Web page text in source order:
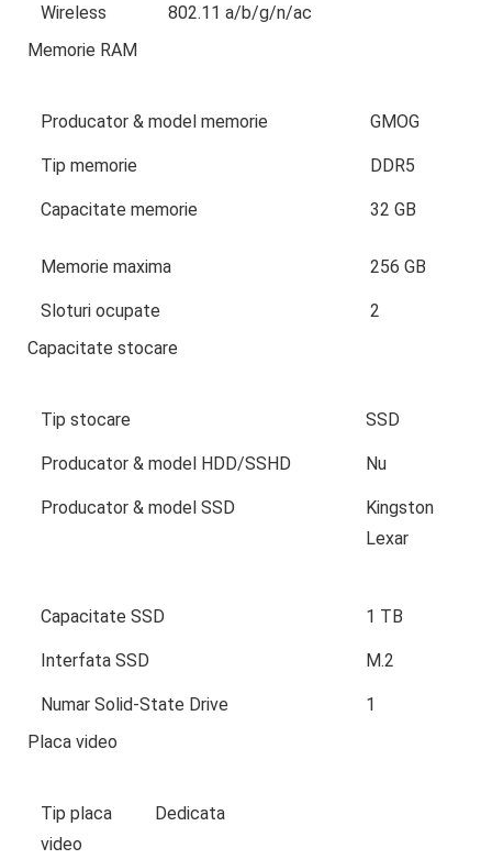
Wireless
802.11 a/b/g/n/ac
Memorie RAM
Producator & model memorie GMOG
Tip memorie DDR5
Capacitate memorie 32 GB
Memorie maxima 256 GB
Sloturi ocupate
2
Capacitate stocare
Tip stocare SSD
Producator & model HDD/SSHD Nu
Producator & model SSD
Kingston
Lexar
Capacitate SSD 1 TB
Interfata SSD M.2
Numar Solid-State Drive
1
Placa video
Tip placa
video
Dedicata